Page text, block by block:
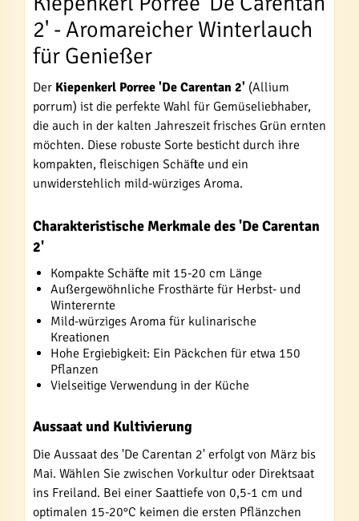
2' - Aromareicher Winterlauch
für Genießer
Der Kiepenkerl Porree 'De Carentan 2' (Allium
porrum) ist die perfekte Wahl für Gemüseliebhaber,
die auch in der kalten Jahreszeit frisches Grün ernten
möchten. Diese robuste Sorte besticht durch ihre
kompakten, fleischigen Schäfte und ein
unwiderstehlich mild-würziges Aroma.
Charakteristische Merkmale des 'De Carentan
2'
Kompakte Schäfte mit 15-20 cm Länge
Außergewöhnliche Frosthärte für Herbst- und
Winterernte
Mild-würziges Aroma für kulinarische
Kreationen
Hohe Ergiebigkeit: Ein Päckchen für etwa 150
Pflanzen
Vielseitige Verwendung in der Küche
Aussaat und Kultivierung
Die Aussaat des 'De Carentan 2' erfolgt von März bis
Mai. Wählen Sie zwischen Vorkultur oder Direktsaat
ins Freiland. Bei einer Saattiefe von 0,5-1 cm und
optimalen 15-20°C keimen die ersten Pflänzchen